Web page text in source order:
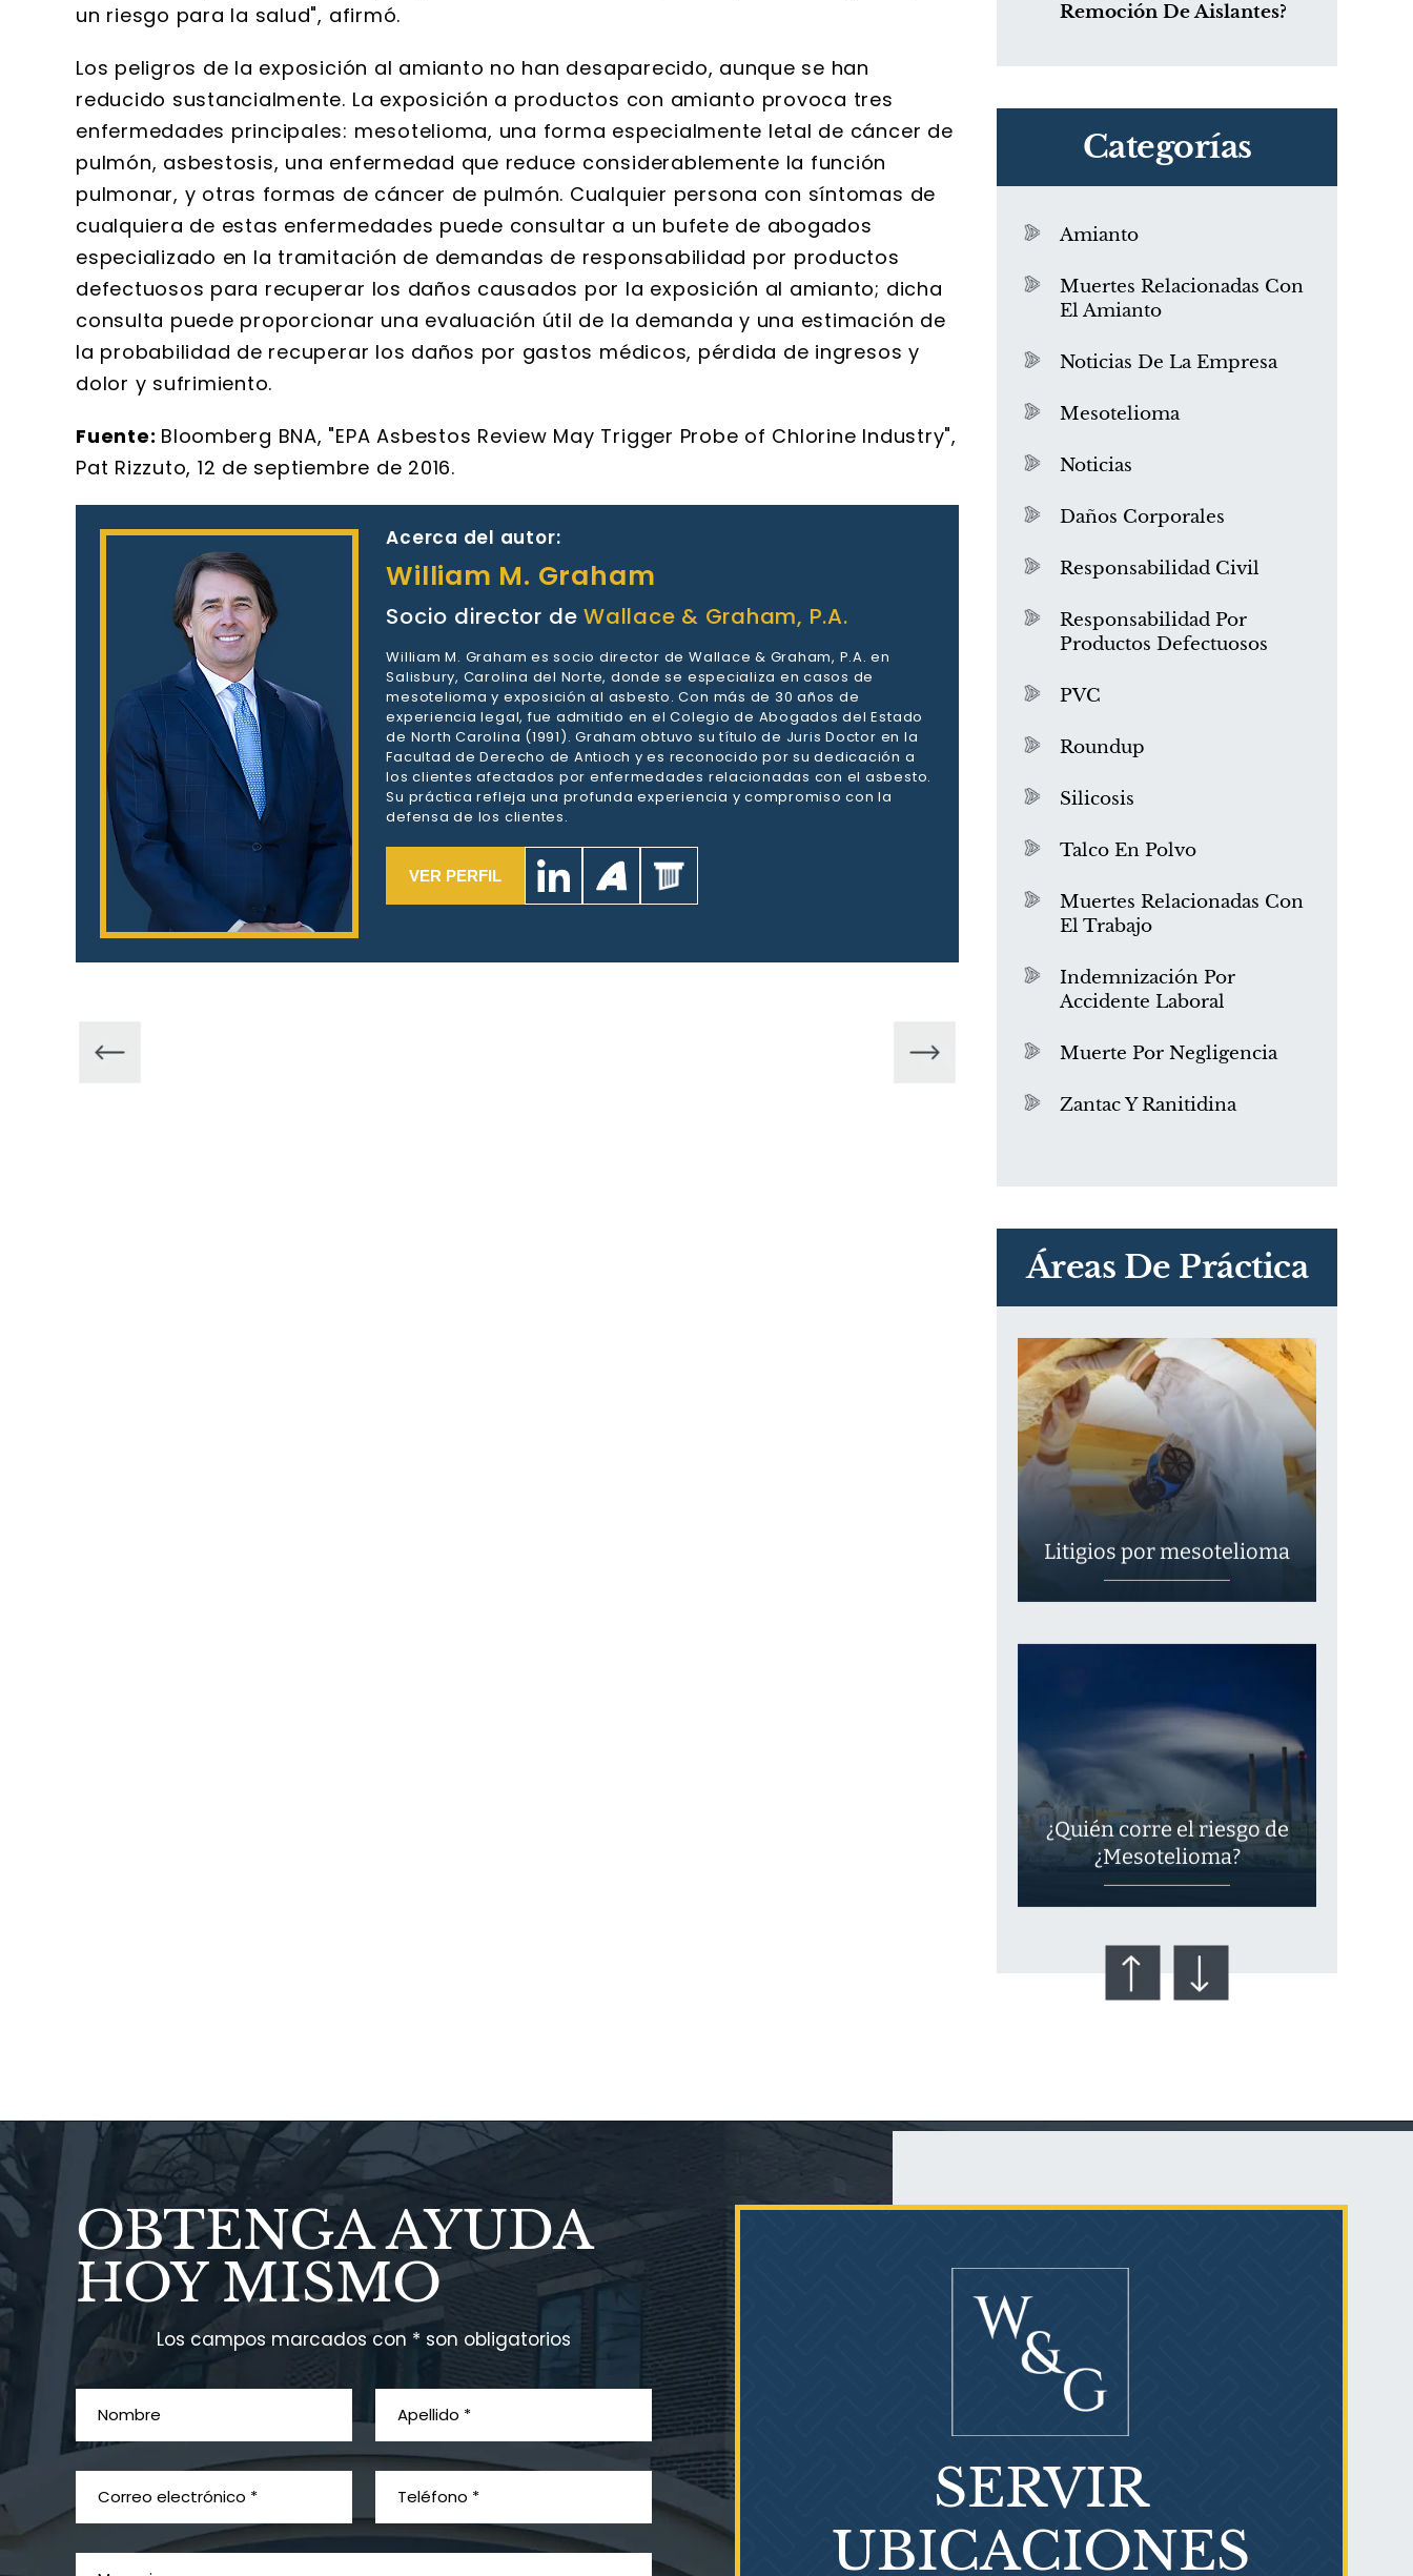
un riesgo para la salud", afirmó.
Los peligros de la exposición al amianto no han desaparecido, aunque se han
reducido sustancialmente. La exposición a productos con amianto provoca tres
enfermedades principales: mesotelioma, una forma especialmente letal de cáncer de
pulmón, asbestosis, una enfermedad que reduce considerablemente la función
pulmonar, y otras formas de cáncer de pulmón. Cualquier persona con síntomas de
cualquiera de estas enfermedades puede consultar a un bufete de abogados
especializado en la tramitación de demandas de responsabilidad por productos
defectuosos para recuperar los daños causados por la exposición al amianto; dicha
consulta puede proporcionar una evaluación útil de la demanda y una estimación de
la probabilidad de recuperar los daños por gastos médicos, pérdida de ingresos y
dolor y sufrimiento.
Fuente: Bloomberg BNA, "EPA Asbestos Review May Trigger Probe of Chlorine Industry",
Pat Rizzuto, 12 de septiembre de 2016.
Acerca del autor:
William M. Graham
Socio director deWallace & Graham, P.A.
William M. Graham es socio director de Wallace & Graham, P.A. en
Salisbury, Carolina del Norte, donde se especializa en casos de
mesotelioma y exposición al asbesto. Con más de 30 años de
experiencia legal, fue admitido en el Colegio de Abogados del Estado
de North Carolina (1991). Graham obtuvo su título de Juris Doctor en la
Facultad de Derecho de Antioch y es reconocido por su dedicación a
los clientes afectados por enfermedades relacionadas con el asbesto.
Su práctica refleja una profunda experiencia y compromiso con la
defensa de los clientes.
VER PERFIL
Remoción De Aislantes?
Categorías
Amianto
Muertes Relacionadas Con
El Amianto
Noticias De La Empresa
Mesotelioma
Noticias
Daños Corporales
Responsabilidad Civil
Responsabilidad Por
Productos Defectuosos
PVC
Roundup
Silicosis
Talco En Polvo
Muertes Relacionadas Con
El Trabajo
Indemnización Por
Accidente Laboral
Muerte Por Negligencia
Zantac Y Ranitidina
Áreas De Práctica
¿Qué es el mesotelioma?
Litigios por mesotelioma
¿Quién corre el riesgo de
¿Mesotelioma?
Talco en polvo
¿Qué es el mesotelioma?
OBTENGA AYUDA
HOY MISMO
Los campos marcados con * son obligatorios
SERVIR
UBICACIONES